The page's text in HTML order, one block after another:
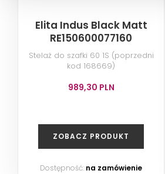
Elita Indus Black Matt
RE150600077160
Stelaż do szafki 60 1S (poprzedni
kod 168669)
989,30 PLN
ZOBACZ PRODUKT
Dostępność: na zamówienie